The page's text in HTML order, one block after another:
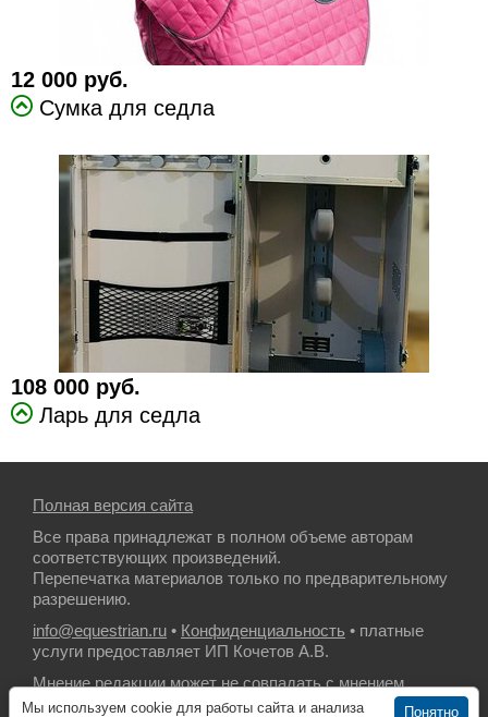
12 000 руб.
Сумка для седла
108 000 руб.
Ларь для седла
Полная версия сайта
Все права принадлежат в полном объеме авторам
соответствующих произведений.
Перепечатка материалов только по предварительному
разрешению.
info@equestrian.ru • Конфиденциальность • платные
услуги предоставляет ИП Кочетов А.В.
Мнение редакции может не совпадать с мнением
авторов.
Понятно
Мы используем cookie для работы сайта и анализа